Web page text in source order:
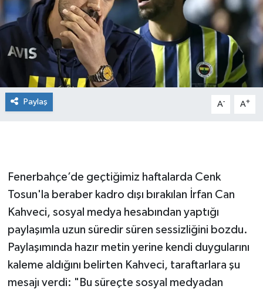
Paylaş A- A+
Fenerbahçe’de geçtiğimiz haftalarda Cenk
Tosun'la beraber kadro dışı bırakılan İrfan Can
Kahveci, sosyal medya hesabından yaptığı
paylaşımla uzun süredir süren sessizliğini bozdu.
Paylaşımında hazır metin yerine kendi duygularını
kaleme aldığını belirten Kahveci, taraftarlara şu
mesajı verdi: "Bu süreçte sosyal medyadan